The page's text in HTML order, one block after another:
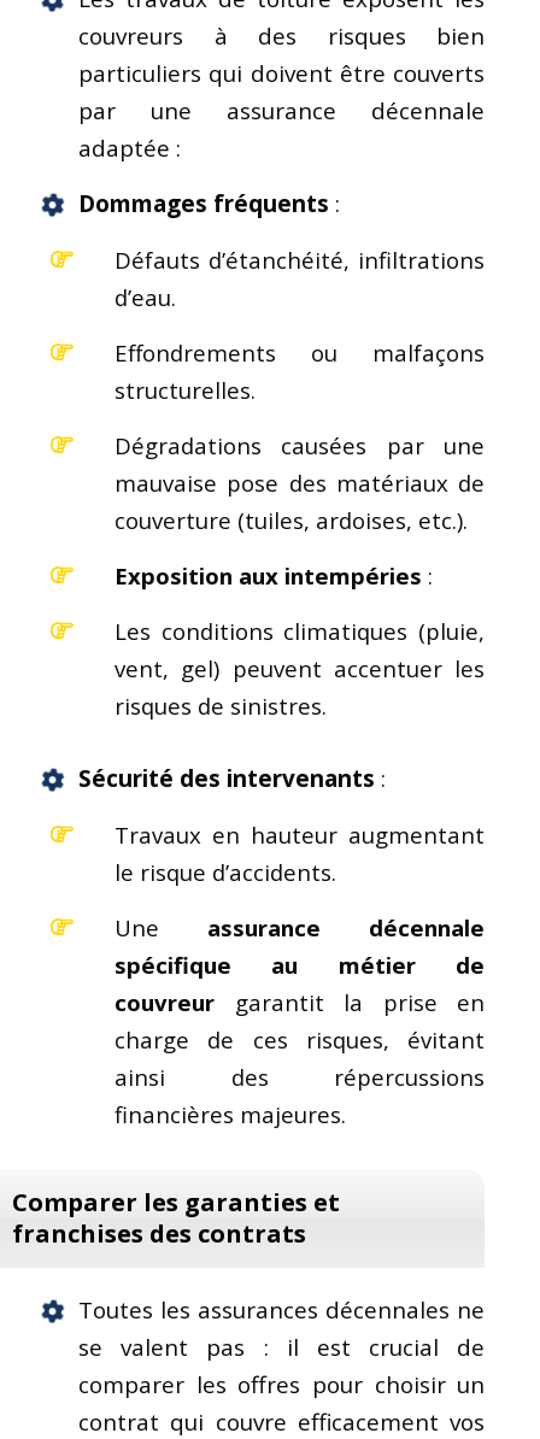
couvreurs à des risques bien
particuliers qui doivent être couverts
par une assurance décennale
adaptée :
Dommages fréquents :
Défauts d’étanchéité, infiltrations
d’eau.
Effondrements ou malfaçons
structurelles.
Dégradations causées par une
mauvaise pose des matériaux de
couverture (tuiles, ardoises, etc.).
Exposition aux intempéries :
Les conditions climatiques (pluie,
vent, gel) peuvent accentuer les
risques de sinistres.
Sécurité des intervenants :
Travaux en hauteur augmentant
le risque d’accidents.
Une assurance décennale
spécifique au métier de
couvreur garantit la prise en
charge de ces risques, évitant
ainsi des répercussions
financières majeures.
Comparer les garanties et
franchises des contrats
Toutes les assurances décennales ne
se valent pas : il est crucial de
comparer les offres pour choisir un
contrat qui couvre efficacement vos